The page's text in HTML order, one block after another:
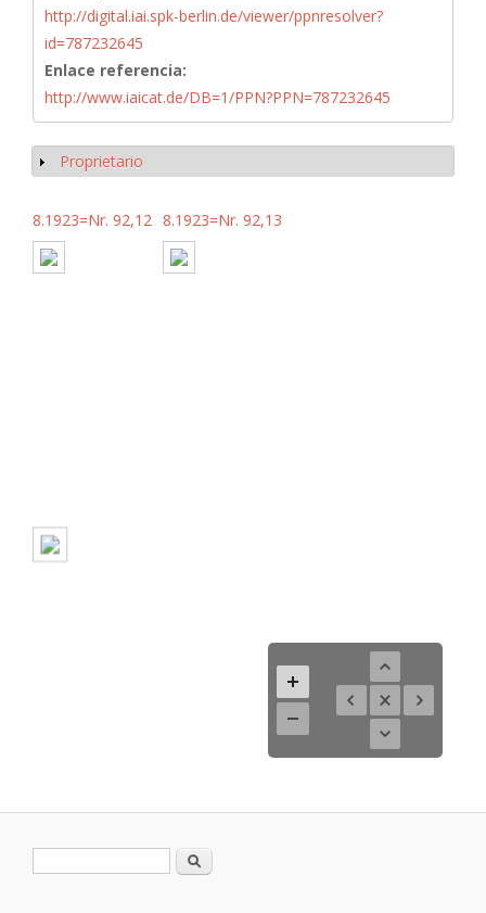
http://digital.iai.spk-berlin.de/viewer/ppnresolver?
id=787232645
Enlace referencia:
http://www.iaicat.de/DB=1/PPN?PPN=787232645
Mostrar
Proprietario
8.1923=Nr. 92,12 8.1923=Nr. 92,13
Formulario de búsqueda
Buscar